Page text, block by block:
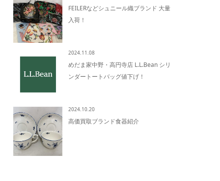
FEILERなどシュニール織ブランド 大量
入荷！
2024.11.08
めだま家中野・高円寺店 L.L.Bean シリ
ンダートートバッグ値下げ！
2024.10.20
高価買取ブランド食器紹介